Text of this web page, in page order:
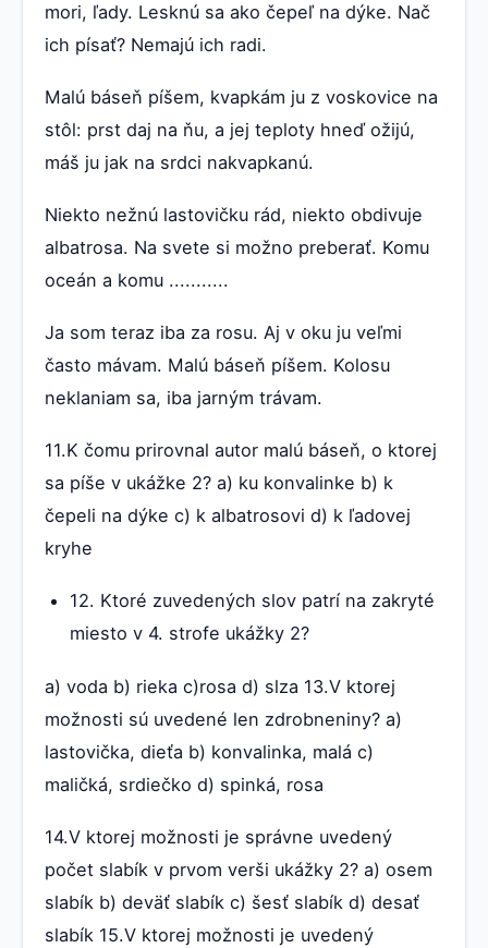
mori, ľady. Lesknú sa ako čepeľ na dýke. Nač
ich písať? Nemajú ich radi.
Malú báseň píšem, kvapkám ju z voskovice na
stôl: prst daj na ňu, a jej teploty hneď ožijú,
máš ju jak na srdci nakvapkanú.
Niekto nežnú lastovičku rád, niekto obdivuje
albatrosa. Na svete si možno preberať. Komu
oceán a komu ...........
Ja som teraz iba za rosu. Aj v oku ju veľmi
často mávam. Malú báseň píšem. Kolosu
neklaniam sa, iba jarným trávam.
11.K čomu prirovnal autor malú báseň, o ktorej
sa píše v ukážke 2? a) ku konvalinke b) k
čepeli na dýke c) k albatrosovi d) k ľadovej
kryhe
12. Ktoré zuvedených slov patrí na zakryté
miesto v 4. strofe ukážky 2?
a) voda b) rieka c)rosa d) slza 13.V ktorej
možnosti sú uvedené len zdrobneniny? a)
lastovička, dieťa b) konvalinka, malá c)
maličká, srdiečko d) spinká, rosa
14.V ktorej možnosti je správne uvedený
počet slabík v prvom verši ukážky 2? a) osem
slabík b) deväť slabík c) šesť slabík d) desať
slabík 15.V ktorej možnosti je uvedený